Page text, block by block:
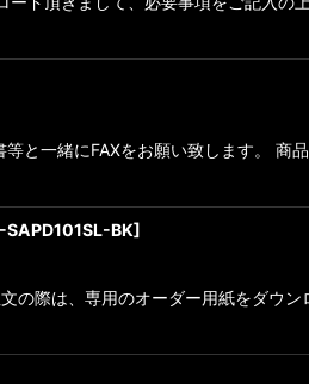
と一緒にFAXをお願い致します。 商
SAPD101SL-BK]
際は、専用のオーダー用紙をダウ